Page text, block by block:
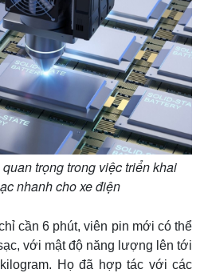
trọng trong việc triển khai
nhanh cho xe điện
cần 6 phút, viên pin mới có thể
với mật độ năng lượng lên tới
Họ đã hợp tác với các